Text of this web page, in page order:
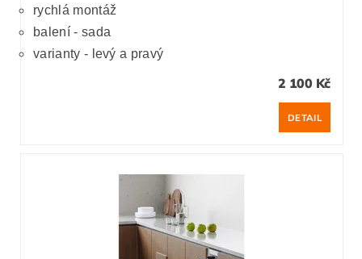
rychlá montáž
balení - sada
varianty - levý a pravý
2 100 Kč
DETAIL